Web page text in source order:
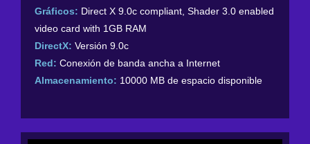
Gráficos: Direct X 9.0c compliant, Shader 3.0 enabled
video card with 1GB RAM
DirectX: Versión 9.0c
Red: Conexión de banda ancha a Internet
Almacenamiento: 10000 MB de espacio disponible